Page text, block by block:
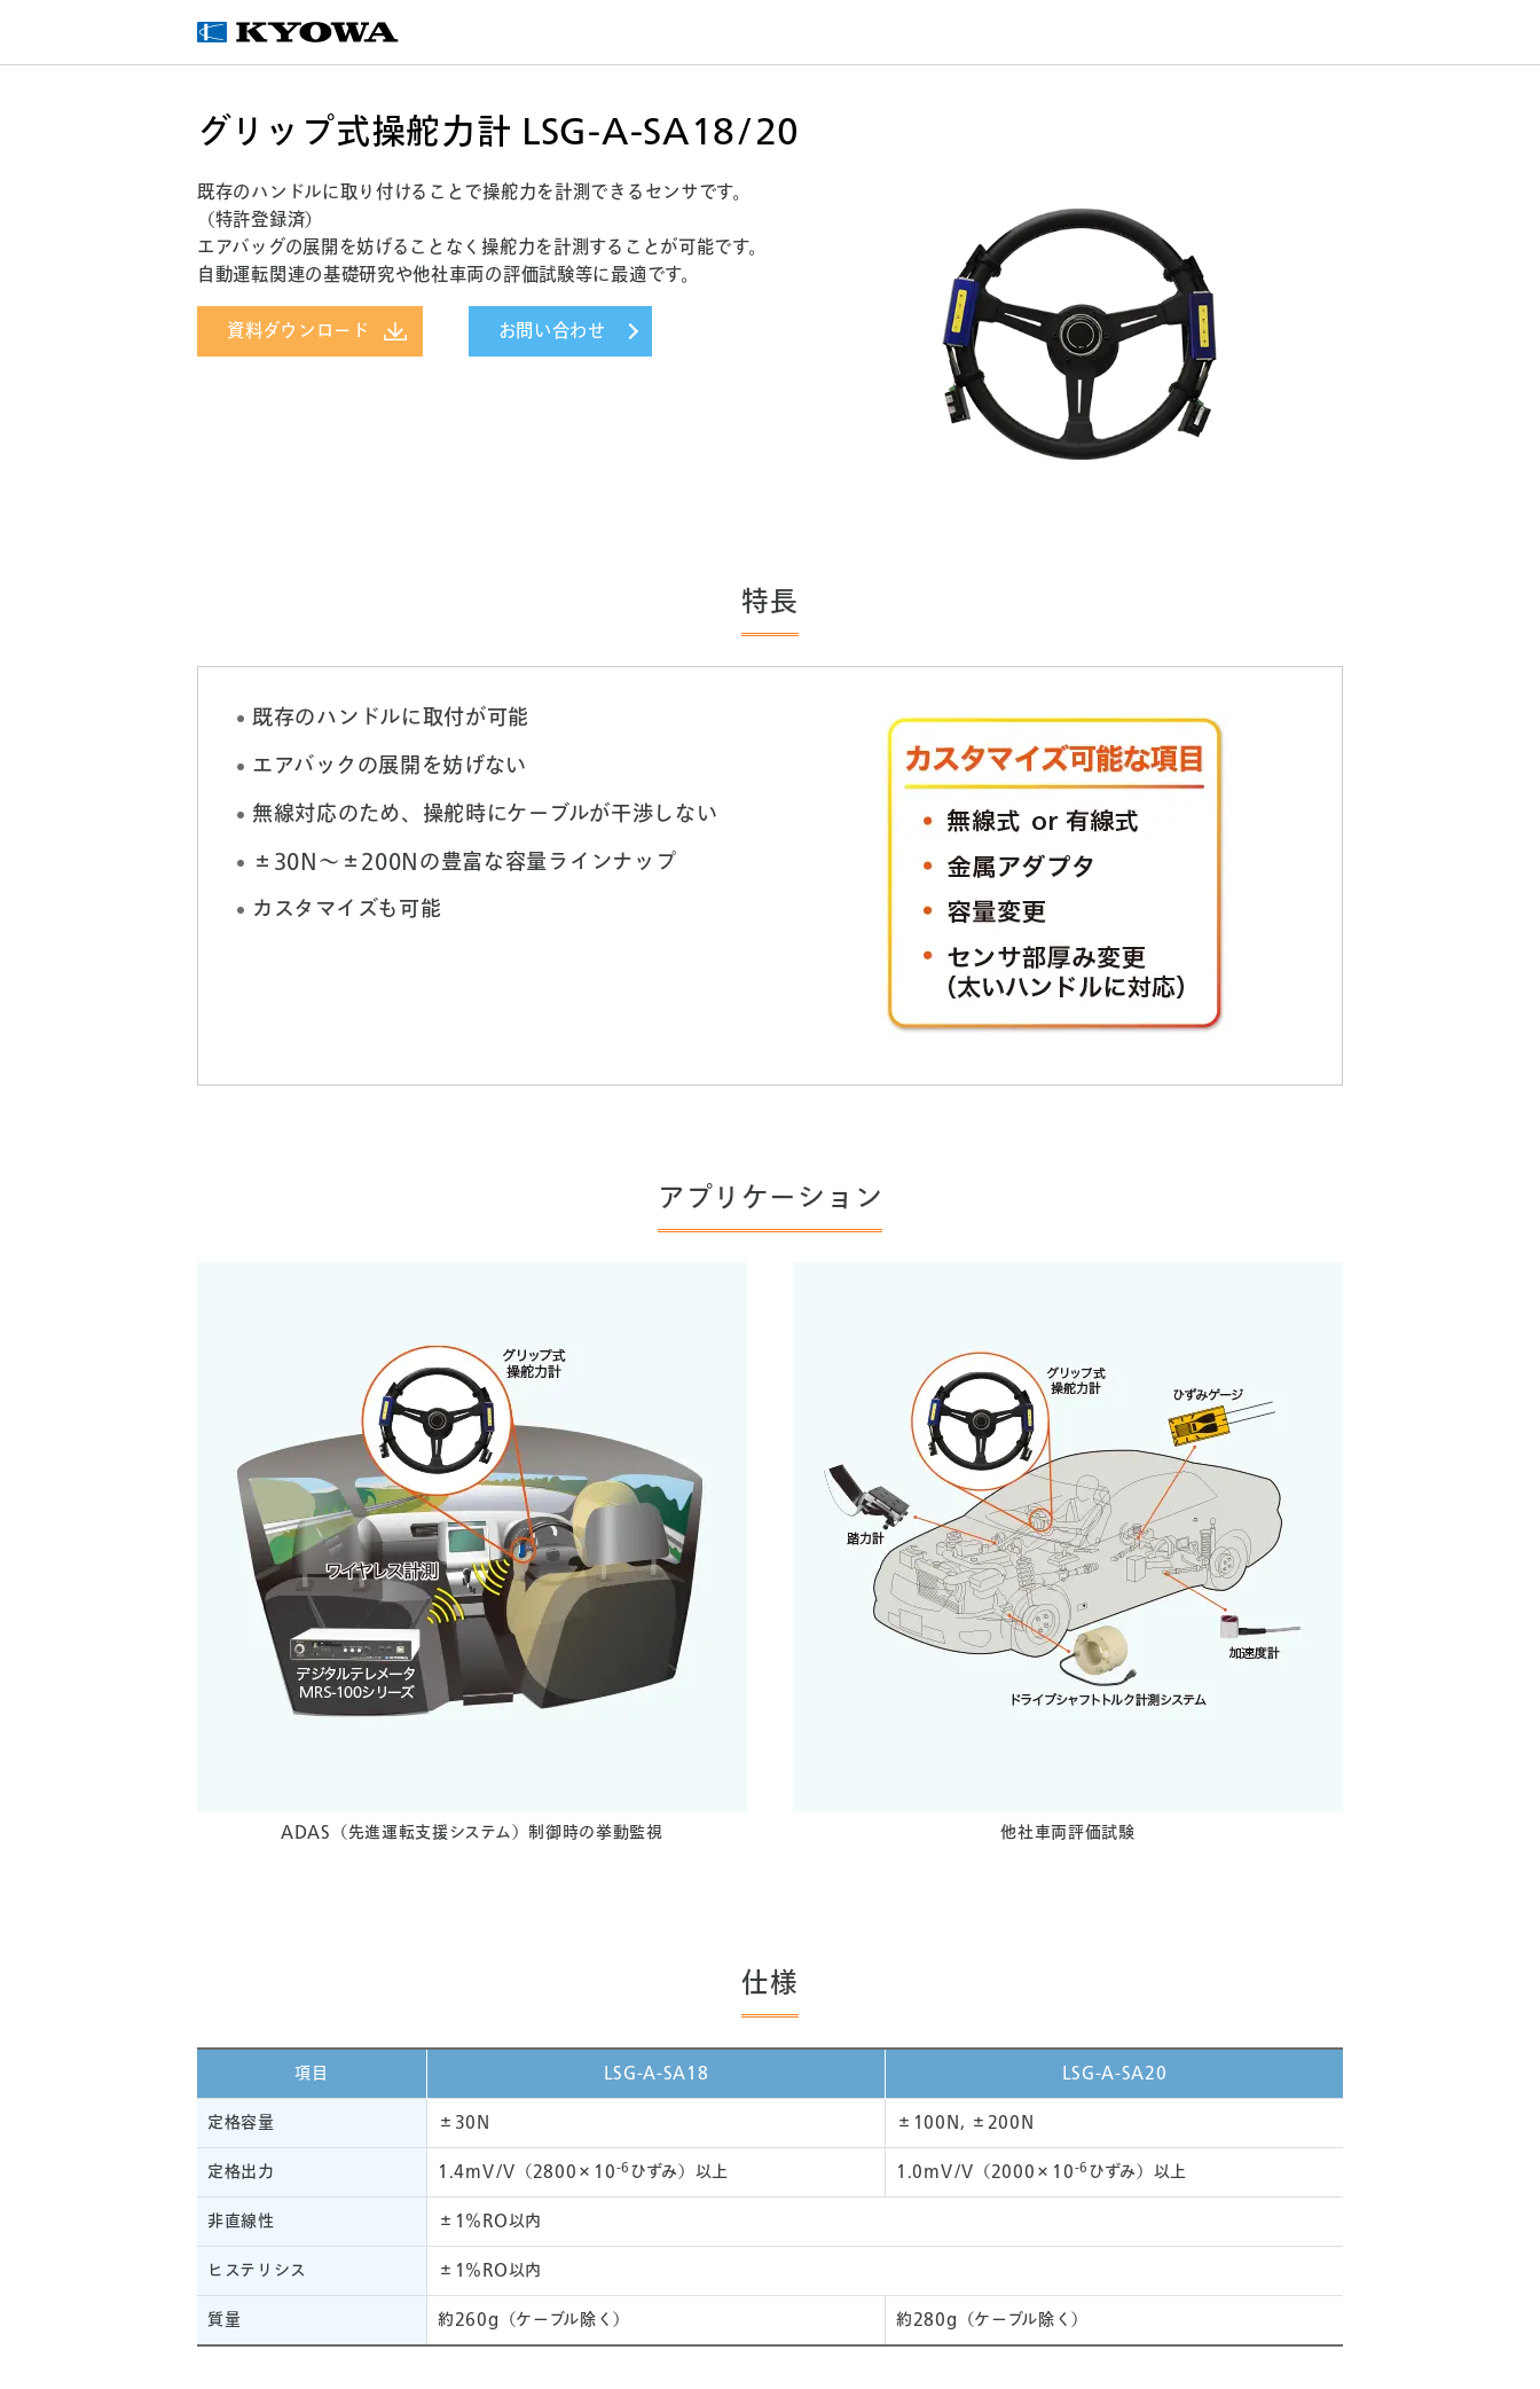
グリップ式操舵力計 LSG-A-SA18/20
既存のハンドルに取り付けることで操舵力を計測できるセンサです。
（特許登録済）
エアバッグの展開を妨げることなく操舵力を計測することが可能です。
自動運転関連の基礎研究や他社車両の評価試験等に最適です。
資料ダウンロード お問い合わせ
特長
既存のハンドルに取付が可能
エアバックの展開を妨げない
無線対応のため、操舵時にケーブルが干渉しない
±30N～±200Nの豊富な容量ラインナップ
カスタマイズも可能
アプリケーション
ADAS（先進運転支援システム）制御時の挙動監視 他社車両評価試験
仕様
項目 LSG-A-SA18 LSG-A-SA20
定格容量 ±30N ±100N, ±200N
定格出力 1.4mV/V（2800×10-6ひずみ）以上 1.0mV/V（2000×10-6ひずみ）以上
非直線性 ±1%RO以内
ヒステリシス ±1%RO以内
質量 約260g（ケーブル除く） 約280g（ケーブル除く）